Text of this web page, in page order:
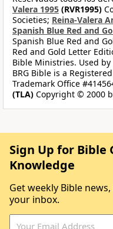
Valera 1995 (RVR1995)
Societies; Reina-Valera
Spanish Blue Red and
Spanish Blue Red and
Red and Gold Letter
Bible Ministries. Used
BRG Bible is a
Trademark Office
(TLA) Copyright © 2000
Sign Up for Bible
Knowledge
Get weekly Bible
your inbox.